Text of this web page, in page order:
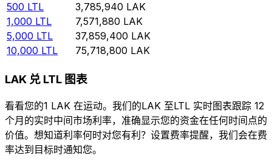
500 LTL 3,785,940 LAK
1,000 LTL 7,571,880 LAK
5,000 LTL 37,859,400 LAK
10,000 LTL 75,718,800 LAK
LAK 兑 LTL 图表
看看您的1 LAK 在运动。我们的LAK 至LTL 实时图表跟踪 12
个月的实时中间市场利率，准确显示您的资金在任何时间点的
价值。想知道利率何时对您有利？设置费率提醒，我们会在费
率达到目标时通知您。